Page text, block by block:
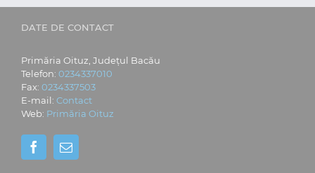
DATE DE CONTACT
Primăria Oituz, Județul Bacău
Telefon: 0234337010
Fax: 0234337503
E-mail: Contact
Web: Primăria Oituz